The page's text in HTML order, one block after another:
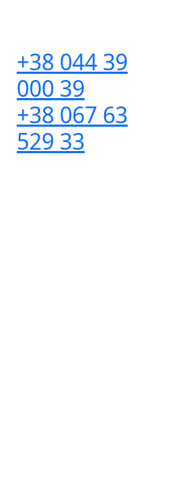
+38 044 39
000 39
+38 067 63
529 33